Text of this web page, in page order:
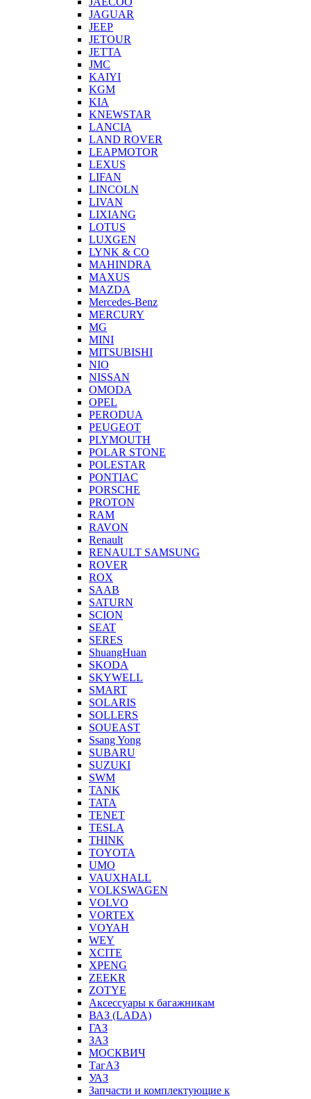
JAGUAR
JEEP
JETOUR
JETTA
JMC
KAIYI
KGM
KIA
KNEWSTAR
LANCIA
LAND ROVER
LEAPMOTOR
LEXUS
LIFAN
LINCOLN
LIVAN
LIXIANG
LOTUS
LUXGEN
LYNK & CO
MAHINDRA
MAXUS
MAZDA
Mercedes-Benz
MERCURY
MG
MINI
MITSUBISHI
NIO
NISSAN
OMODA
OPEL
PERODUA
PEUGEOT
PLYMOUTH
POLAR STONE
POLESTAR
PONTIAC
PORSCHE
PROTON
RAM
RAVON
Renault
RENAULT SAMSUNG
ROVER
ROX
SAAB
SATURN
SCION
SEAT
SERES
ShuangHuan
SKODA
SKYWELL
SMART
SOLARIS
SOLLERS
SOUEAST
Ssang Yong
SUBARU
SUZUKI
SWM
TANK
TATA
TENET
TESLA
THINK
TOYOTA
UMO
VAUXHALL
VOLKSWAGEN
VOLVO
VORTEX
VOYAH
WEY
XCITE
XPENG
ZEEKR
ZOTYE
Аксессуары к багажникам
ВАЗ (LADA)
ГАЗ
ЗАЗ
МОСКВИЧ
ТагАЗ
УАЗ
Запчасти и комплектующие к